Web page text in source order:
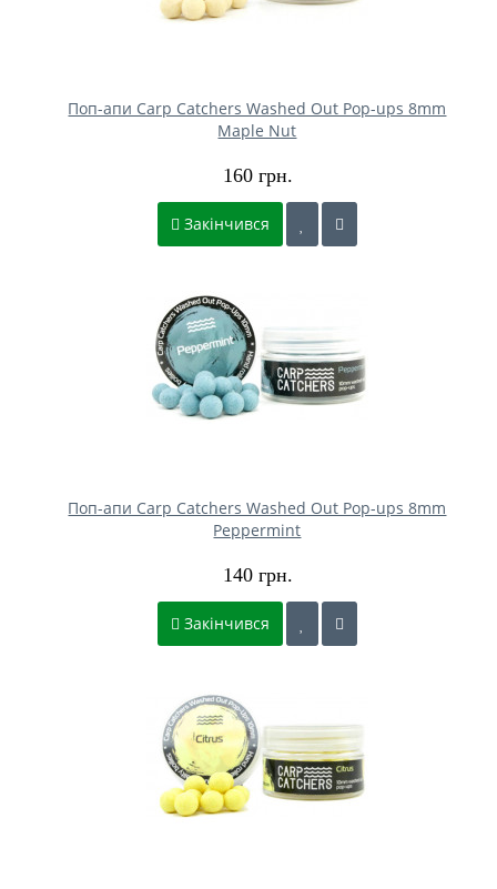
Поп-апи Carp Catchers Washed Out Pop-ups 8mm
Maple Nut
160 грн.
Закінчився
Поп-апи Carp Catchers Washed Out Pop-ups 8mm
Peppermint
140 грн.
Закінчився